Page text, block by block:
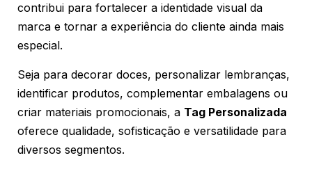
contribui para fortalecer a identidade visual da
marca e tornar a experiência do cliente ainda mais
especial.
Seja para decorar doces, personalizar lembranças,
identificar produtos, complementar embalagens ou
criar materiais promocionais, a Tag Personalizada
oferece qualidade, sofisticação e versatilidade para
diversos segmentos.